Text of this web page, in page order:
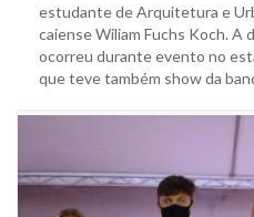
estudante de Arquitetura e
caiense Wiliam Fuchs Koch. A
ocorreu durante evento no
que teve também show da